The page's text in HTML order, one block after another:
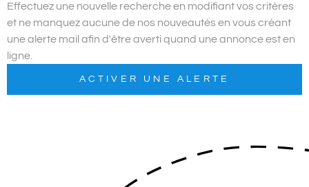
ALERTE
Effectuez une nouvelle recherche en modifiant vos critères
et ne manquez aucune de nos nouveautés en vous créant
une alerte mail afin d'être averti quand une annonce est en
ligne.
ACTIVER UNE ALERTE
PIÈCES
RÉFÉRENCE
Parking
Terrasse
PLUS DE CRITÈRES
RECHERCHER